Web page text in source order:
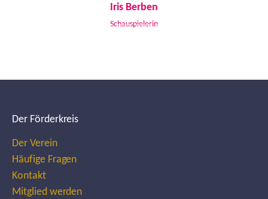
Iris Berben
Schauspielerin
Der Förderkreis
Der Verein
Häufige Fragen
Kontakt
Mitglied werden